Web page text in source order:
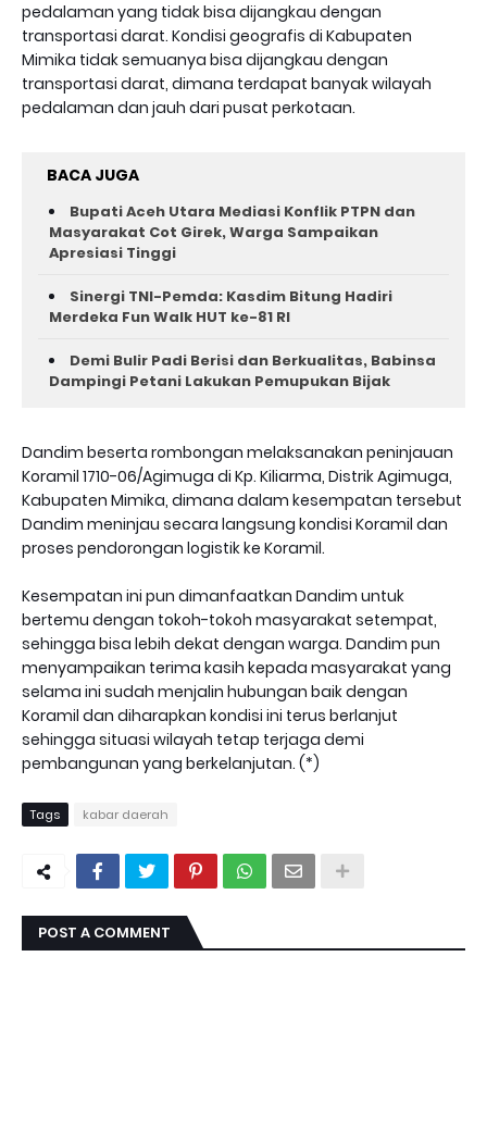
pedalaman yang tidak bisa dijangkau dengan
transportasi darat. Kondisi geografis di Kabupaten
Mimika tidak semuanya bisa dijangkau dengan
transportasi darat, dimana terdapat banyak wilayah
pedalaman dan jauh dari pusat perkotaan.
BACA JUGA
Bupati Aceh Utara Mediasi Konflik PTPN dan
Masyarakat Cot Girek, Warga Sampaikan
Apresiasi Tinggi
Sinergi TNI-Pemda: Kasdim Bitung Hadiri
Merdeka Fun Walk HUT ke-81 RI
Demi Bulir Padi Berisi dan Berkualitas, Babinsa
Dampingi Petani Lakukan Pemupukan Bijak
Dandim beserta rombongan melaksanakan peninjauan
Koramil 1710-06/Agimuga di Kp. Kiliarma, Distrik Agimuga,
Kabupaten Mimika, dimana dalam kesempatan tersebut
Dandim meninjau secara langsung kondisi Koramil dan
proses pendorongan logistik ke Koramil.
Kesempatan ini pun dimanfaatkan Dandim untuk
bertemu dengan tokoh-tokoh masyarakat setempat,
sehingga bisa lebih dekat dengan warga. Dandim pun
menyampaikan terima kasih kepada masyarakat yang
selama ini sudah menjalin hubungan baik dengan
Koramil dan diharapkan kondisi ini terus berlanjut
sehingga situasi wilayah tetap terjaga demi
pembangunan yang berkelanjutan. (*)
Tags kabar daerah
POST A COMMENT